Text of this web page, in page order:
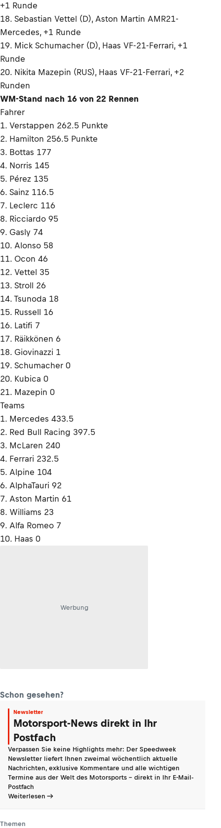
+1 Runde
18. Sebastian Vettel (D), Aston Martin AMR21-
Mercedes, +1 Runde
19. Mick Schumacher (D), Haas VF-21-Ferrari, +1
Runde
20. Nikita Mazepin (RUS), Haas VF-21-Ferrari, +2
Runden
WM-Stand nach 16 von 22 Rennen
Fahrer
1. Verstappen 262.5 Punkte
2. Hamilton 256.5 Punkte
3. Bottas 177
4. Norris 145
5. Pérez 135
6. Sainz 116.5
7. Leclerc 116
8. Ricciardo 95
9. Gasly 74
10. Alonso 58
11. Ocon 46
12. Vettel 35
13. Stroll 26
14. Tsunoda 18
15. Russell 16
16. Latifi 7
17. Räikkönen 6
18. Giovinazzi 1
19. Schumacher 0
20. Kubica 0
21. Mazepin 0
Teams
1. Mercedes 433.5
2. Red Bull Racing 397.5
3. McLaren 240
4. Ferrari 232.5
5. Alpine 104
6. AlphaTauri 92
7. Aston Martin 61
8. Williams 23
9. Alfa Romeo 7
10. Haas 0
Werbung
Schon gesehen?
Newsletter
Motorsport-News direkt in Ihr
Postfach
Verpassen Sie keine Highlights mehr: Der Speedweek
Newsletter liefert Ihnen zweimal wöchentlich aktuelle
Nachrichten, exklusive Kommentare und alle wichtigen
Termine aus der Welt des Motorsports - direkt in Ihr E-Mail-
Postfach
Weiterlesen
Themen